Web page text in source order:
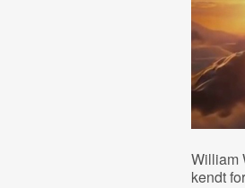
William
kendt